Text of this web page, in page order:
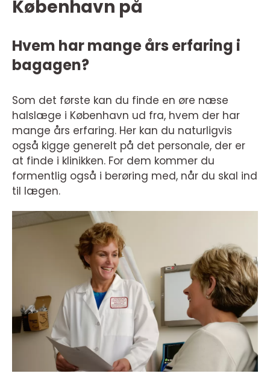
København på
Hvem har mange års erfaring i
bagagen?
Som det første kan du finde en øre næse
halslæge i København ud fra, hvem der har
mange års erfaring. Her kan du naturligvis
også kigge generelt på det personale, der er
at finde i klinikken. For dem kommer du
formentlig også i berøring med, når du skal ind
til lægen.